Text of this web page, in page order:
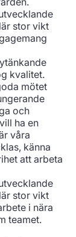
stor vikt
kvalitet.
mötet
och
ha en
våra
känna
att arbeta
stor vikt
i nära
teamet.